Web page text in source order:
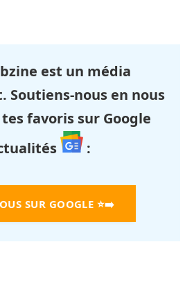
est un média
Soutiens-nous en nous
favoris sur Google
:
SUR GOOGLE ⭐➡️